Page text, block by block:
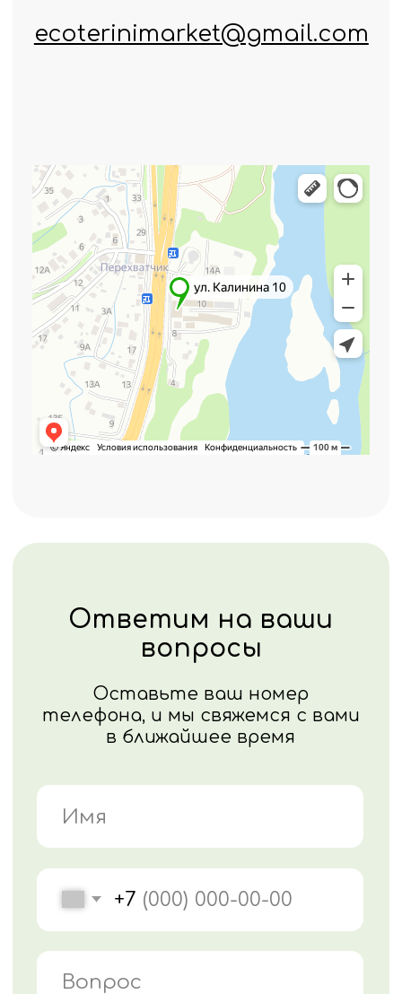
Отправить
Политика конфиденциальности
Нажимая кнопку "Отправить", вы
соглашаетесь с
политикой
конфиденциальности